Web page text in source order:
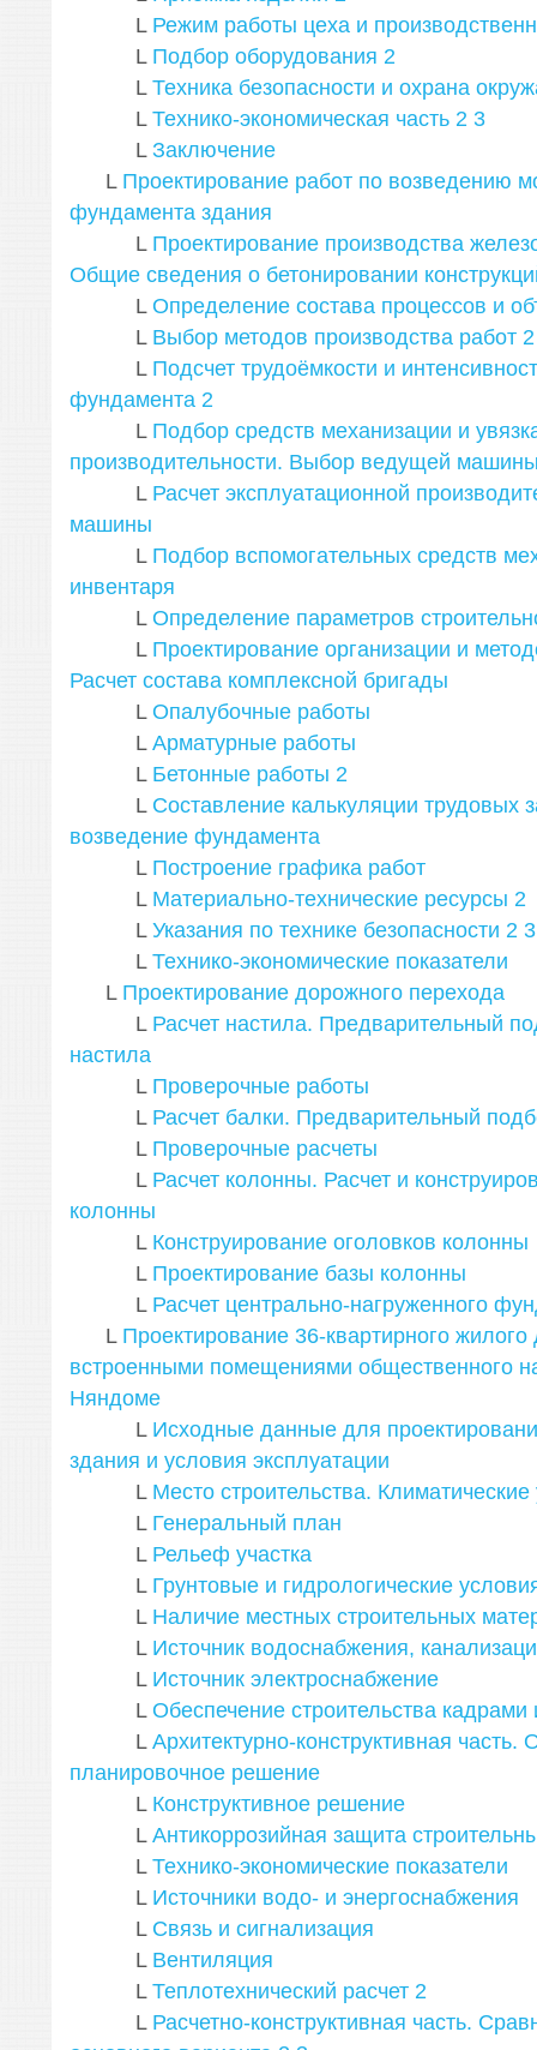
L Режим работы цеха и
L Подбор оборудования 2
L Техника безопасности и охрана
L Технико-экономическая часть 2 3
L Заключение
L Проектирование работ по возведению
фундамента здания
L Проектирование производства
Общие сведения о бетонировании
L Определение состава процессов и
L Выбор методов производства работ 2
L Подсчет трудоёмкости и
фундамента 2
L Подбор средств механизации и
производительности. Выбор ведущей
L Расчет эксплуатационной
машины
L Подбор вспомогательных средств
инвентаря
L Определение параметров
L Проектирование организации и
Расчет состава комплексной бригады
L Опалубочные работы
L Арматурные работы
L Бетонные работы 2
L Составление калькуляции трудовых
возведение фундамента
L Построение графика работ
L Материально-технические ресурсы 2
L Указания по технике безопасности 2 3
L Технико-экономические показатели
L Проектирование дорожного перехода
L Расчет настила. Предварительный
настила
L Проверочные работы
L Расчет балки. Предварительный
L Проверочные расчеты
L Расчет колонны. Расчет и
колонны
L Конструирование оголовков колонны
L Проектирование базы колонны
L Расчет центрально-нагруженного
L Проектирование 36-квартирного жилого
встроенными помещениями общественного
Няндоме
L Исходные данные для
здания и условия эксплуатации
L Место строительства. Климатические
L Генеральный план
L Рельеф участка
L Грунтовые и гидрологические
L Наличие местных строительных
L Источник водоснабжения,
L Источник электроснабжение
L Обеспечение строительства
L Архитектурно-конструктивная часть.
планировочное решение
L Конструктивное решение
L Антикоррозийная защита
L Технико-экономические показатели
L Источники водо- и энергоснабжения
L Связь и сигнализация
L Вентиляция
L Теплотехнический расчет 2
L Расчетно-конструктивная часть.